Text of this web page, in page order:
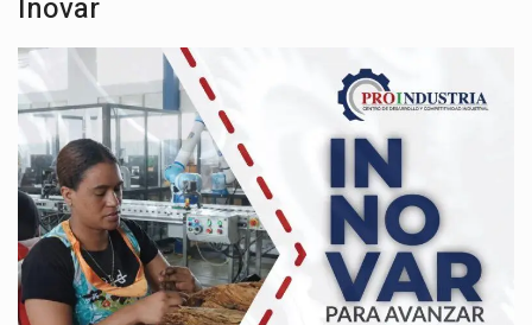
Inovar